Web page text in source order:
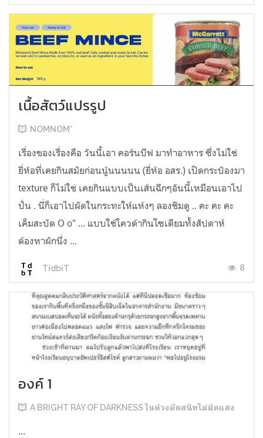
เนื้อสัตว์แปรรูป
NOMNOM*
เรื่องของเรื่องคือ วันนี้เอา คอร์นบีฟ มาทำอาหาร ซึ่งไม่ใช่
ยี่ห้อที่เคยกินสมัยก่อนนู้นนนนน (ยี่ห้อ อสร.) เปิดกระป๋องมา
texture ก็ไม่ใช่ เคยกินแบบเป็นเส้นฉีกๆอันนี้เหมือนเอาไป
ปั่น . นี่ก็เอาไปผัดในกระทะให้แห้งๆ ลองชิมดู .. คะ คะ คะ
เค็มสะบัด O o" ... แบบใช้โควต้ากินโซเดียมทั้งสัปดาห์
ต้องหาผักนึ่ง ...
TidbiT 8
องค์ 1
A BRIGHT RAY OF DARKNESS ในห้วงมืดสนิทไม่มิดแสง
...